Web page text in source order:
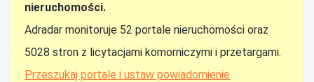
nieruchomości.
Adradar monitoruje 52 portale nieruchomości oraz
5028 stron z licytacjami komorniczymi i przetargami.
Przeszukaj portale i ustaw powiadomienie